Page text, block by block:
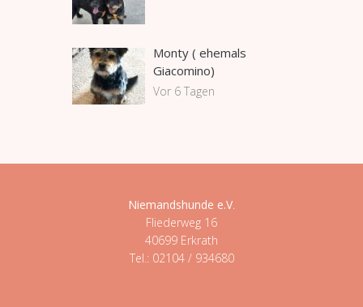
Monty ( ehemals
Giacomino)
Vor 6 Tagen
Niemandshunde e.V.
Fliederweg 16
40699 Erkrath
Tel.: 02104 / 934680